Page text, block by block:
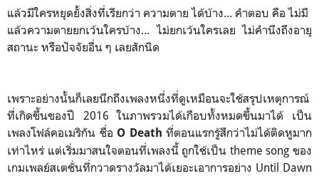
แล้วมีใครหยุดยั้งสิ่งที่เรียกว่า ความตาย ได้บ้าง... คำตอบ คือ ไม่มี
แล้วความตายยกเว้นใครบ้าง... ไม่ยกเว้นใครเลย ไม่คำนึงถึงอายุ
สถานะ หรือปัจจัยอื่น ๆ เลยสักนิด
เพราะอย่างนั้นก็เลยนึกถึงเพลงหนึ่งที่ดูเหมือนจะใช้สรุปเหตุการณ์
ที่เกิดขึ้นของปี 2016 ในภาพรวมได้เกือบทั้งหมดขึ้นมาได้ เป็น
เพลงโฟล์คอเมริกัน ชื่อ O Death ที่ตอนแรกรู้สึกว่าไม่ได้ติดหูมาก
เท่าไหร่ แต่เริ่มมาสนใจตอนที่เพลงนี้ ถูกใช้เป็น theme song ของ
เกมเพลย์สเตชั่นที่กวาดรางวัลมาได้เยอะเอาการอย่าง Until Dawn